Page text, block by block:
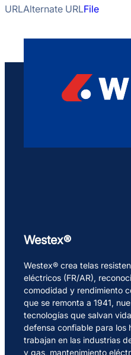
URLAlternate URLFile
Westex®
Westex® crea telas
eléctricos (FR/AR),
comodidad y rendimiento
que se remonta a 1941,
tecnologías que salvan
defensa confiable para los
trabajan en las industrias
y gas, mantenimiento